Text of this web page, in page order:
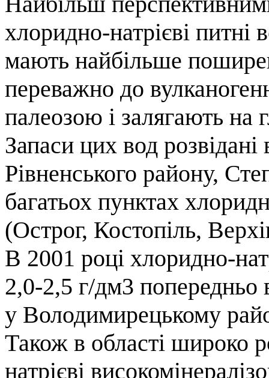
хлоридно-натрієві питні
мають найбільше
переважно до
палеозою і залягають на
Запаси цих вод
Рівненського району,
багатьох пунктах
(Острог, Костопіль,
В 2001 році хлоридно-
2,0-2,5 г/дм3 попередньо
у Володимирецькому
Також в області широко
натрієві